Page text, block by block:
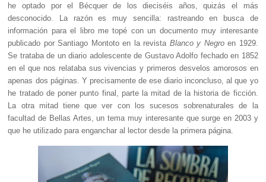
he optado por el Bécquer de los dieciséis años, quizás el más
desconocido. La razón es muy sencilla: rastreando en busca de
información para el libro me topé con un documento muy interesante
publicado por Santiago Montoto en la revista Blanco y Negroen 1929.
Se trataba de un diario adolescente de Gustavo Adolfo fechado en 1852
en el que nos relataba sus vivencias y primeros desvelos amorosos en
apenas dos páginas. Y precisamente de ese diario inconcluso, al que yo
he tratado de poner punto final, parte la mitad de la historia de ficción.
La otra mitad tiene que ver con los sucesos sobrenaturales de la
facultad de Bellas Artes, un tema muy interesante que surge en 2003 y
que he utilizado para enganchar al lector desde la primera página.